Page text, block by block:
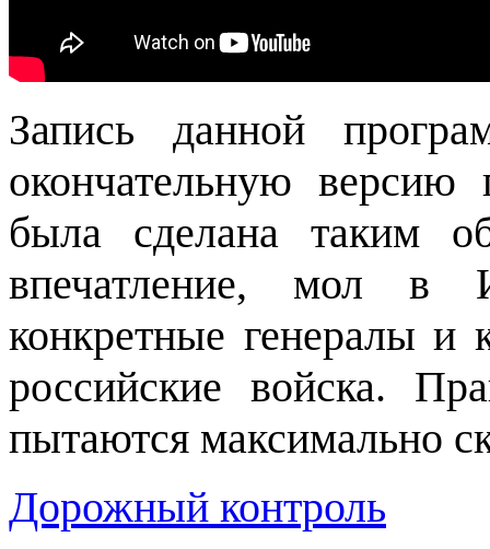
Запись данной
окончательную
была сделана таким
впечатление, мол в
конкретные генералы
российские войска.
пытаются максимально
Дорожный контроль